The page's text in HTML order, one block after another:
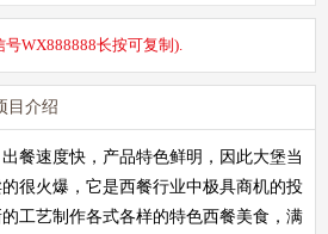
WX888888长按可复制).
目介绍
餐速度快，产品特色鲜明，因此大堡当
很火爆，它是西餐行业中极具商机的投
工艺制作各式各样的特色西餐美食，满